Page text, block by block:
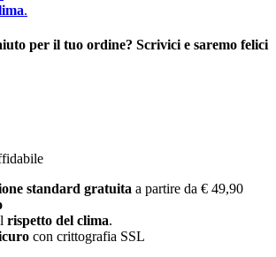
.
per il tuo ordine? Scrivici e saremo felici
standard gratuita a partire da € 49,90
rispetto del clima.
con crittografia SSL